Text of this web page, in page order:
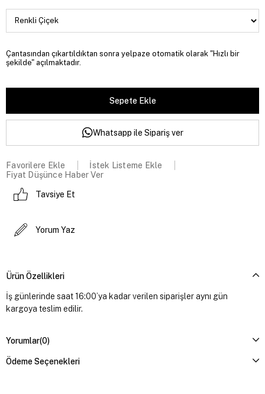
Çantasından çıkartıldıktan sonra yelpaze otomatik olarak "Hızlı bir
şekilde" açılmaktadır.
Whatsapp ile Sipariş ver
Favorilere Ekle
İstek Listeme Ekle
Fiyat Düşünce Haber Ver
Tavsiye Et
Yorum Yaz
Ürün Özellikleri
İş günlerinde saat 16:00’ya kadar verilen siparişler aynı gün
kargoya teslim edilir.
Yorumlar(0)
Ödeme Seçenekleri